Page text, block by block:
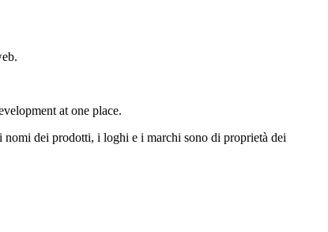
at one place.
nomi dei prodotti, i loghi e i marchi sono di proprietà dei